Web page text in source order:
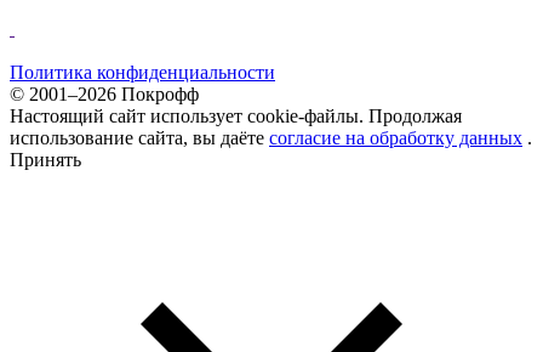
Политика конфиденциальности
© 2001–2026 Покрофф
Настоящий сайт использует cookie-файлы. Продолжая
использование сайта, вы даёте согласие на обработку данных .
Принять